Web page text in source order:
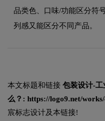
品类色、口味/功能区分符
列感又能区分不同产品。
本文标题和链接 包装设计-
么？: https://logo9.net/
宸标志设计及本链接!